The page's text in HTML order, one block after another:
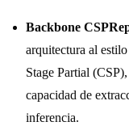
Backbone
arquitectura al
Stage Partial
capacidad de
inferencia.